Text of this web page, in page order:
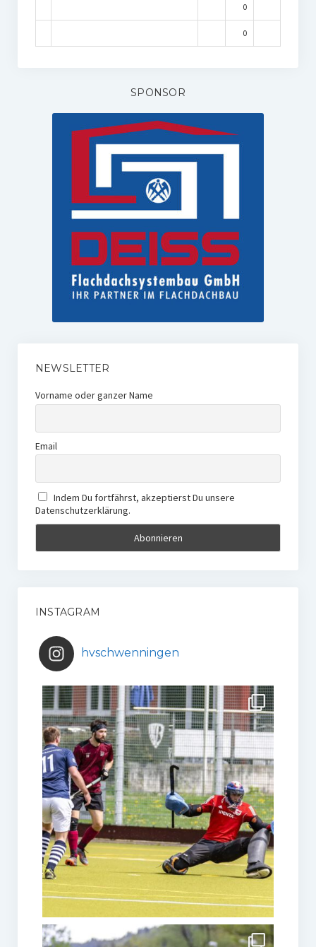
0
0
SPONSOR
NEWSLETTER
Vorname oder ganzer Name
Email
Indem Du fortfährst, akzeptierst Du unsere
Datenschutzerklärung.
INSTAGRAM
hvschwenningen